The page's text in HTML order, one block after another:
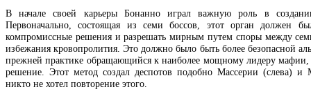
В начале своей карьеры Бонанно играл важную роль в
Первоначально, состоящая из семи боссов, этот орган должен
компромиссные решения и разрешать мирным путем споры между
избежания кровопролития. Это должно было быть более безопасной
прежней практике обращающийся к наиболее мощному лидеру мафии,
решение. Этот метод создал деспотов подобно Массерии (слева) и
никто не хотел повторение этого.